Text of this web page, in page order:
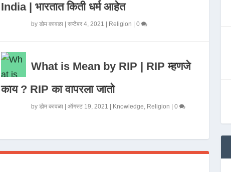
India | भारतात किती धर्म आहेत
by डोम कावळा| सप्टेंबर 4, 2021 Religion 0
What is Mean by RIP | RIP म्हणजे
काय ? RIP का वापरला जातो
by डोम कावळा| ऑगस्ट 19, 2021 Knowledge, Religion 0